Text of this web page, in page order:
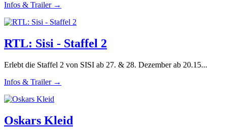
Infos & Trailer →
RTL: Sisi - Staffel 2
Erlebt die Staffel 2 von SISI ab 27. & 28. Dezember ab 20.15...
Infos & Trailer →
Oskars Kleid